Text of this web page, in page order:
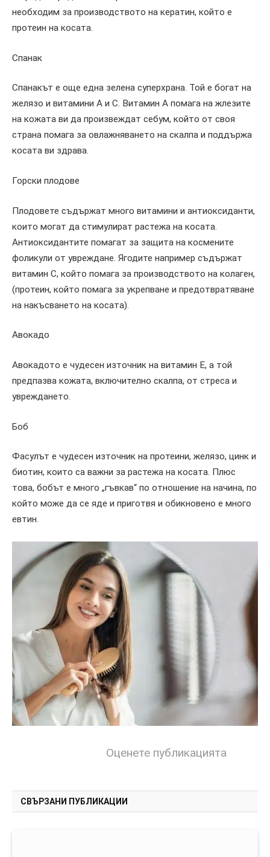
необходим за производството на кератин, който е
протеин на косата.
Спанак
Спанакът е още една зелена суперхрана. Той е богат на
желязо и витамини А и С. Витамин А помага на жлезите
на кожата ви да произвеждат себум, който от своя
страна помага за овлажняването на скалпа и поддържа
косата ви здрава.
Горски плодове
Плодовете съдържат много витамини и антиоксиданти,
които могат да стимулират растежа на косата.
Антиоксидантите помагат за защита на космените
фоликули от увреждане. Ягодите например съдържат
витамин С, който помага за производството на колаген,
(протеин, който помага за укрепване и предотвратяване
на накъсването на косата).
Авокадо
Авокадото е чудесен източник на витамин Е, а той
предпазва кожата, включително скалпа, от стреса и
увреждането.
Боб
Фасулът е чудесен източник на протеини, желязо, цинк и
биотин, които са важни за растежа на косата. Плюс
това, бобът е много „гъвкав“ по отношение на начина, по
който може да се яде и приготвя и обикновено е много
евтин.
Оценете публикацията
СВЪРЗАНИ ПУБЛИКАЦИИ